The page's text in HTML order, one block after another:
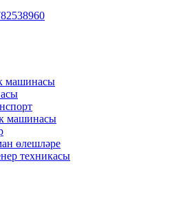
машинасы
машинасы
өлешләре
техникасы